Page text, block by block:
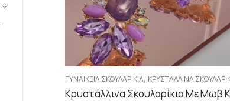
ΓΥΝΑΙΚΕΊΑ ΣΚΟΥΛΑΡΊΚΙΑ, ΚΡΥΣΤΆΛΛΙΝΑ